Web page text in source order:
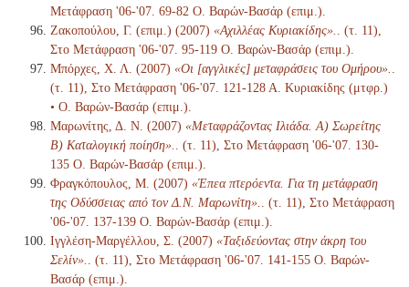
Μετάφραση '06-'07. 69-82 Ο. Βαρών-Βασάρ (επιμ.).
Ζακοπούλου, Γ. (επιμ.) (2007) «Αχιλλέας Κυριακίδης».
. (τ. 11),
Στο Μετάφραση '06-'07. 95-119 Ο. Βαρών-Βασάρ (επιμ.).
Μπόρχες, Χ. Λ. (2007) «Οι [αγγλικές] μεταφράσεις του Ομήρου».
(τ. 11), Στο Μετάφραση '06-'07. 121-128 Α. Κυριακίδης (μτφρ.)
• Ο. Βαρών-Βασάρ (επιμ.).
Μαρωνίτης, Δ. Ν. (2007) «Μεταφράζοντας Ιλιάδα. Α) Σωρείτης
Β) Καταλογική ποίηση».
. (τ. 11), Στο Μετάφραση '06-'07. 130-
135 Ο. Βαρών-Βασάρ (επιμ.).
Φραγκόπουλος, Μ. (2007) «Έπεα πτερόεντα. Για τη μετάφραση
της Οδύσσειας από τον Δ.Ν. Μαρωνίτη».
. (τ. 11), Στο Μετάφραση
'06-'07. 137-139 Ο. Βαρών-Βασάρ (επιμ.).
Ιγγλέση-Μαργέλλου, Σ. (2007) «Ταξιδεύοντας στην άκρη του
Σελίν».
. (τ. 11), Στο Μετάφραση '06-'07. 141-155 Ο. Βαρών-
Βασάρ (επιμ.).